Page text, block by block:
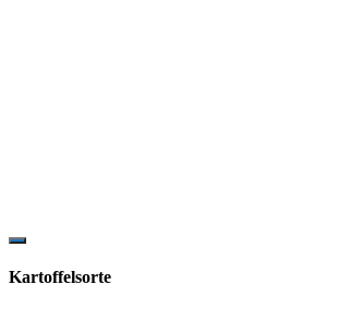
Show
Content
Kartoffelsorte